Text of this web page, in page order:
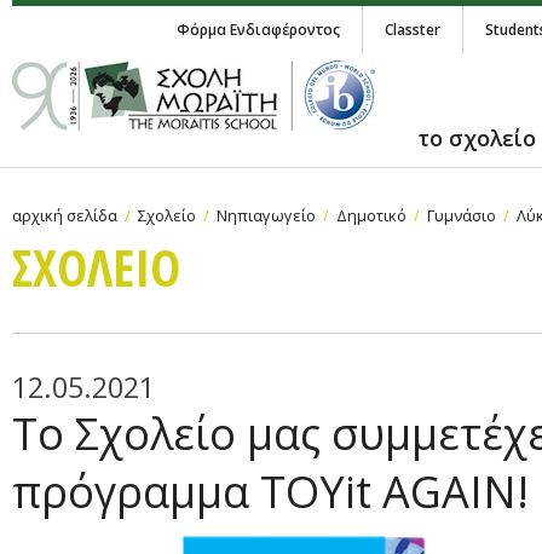
Φόρμα Ενδιαφέροντος Classter
το σχολείο
αρχική σελίδα Σχολείο Νηπιαγωγείο Δημοτικό Γυμνάσιο
ΣΧΟΛΕΙΟ
12.05.2021
Tο Σχολείο μας
πρόγραμμα TOYit AGAIN!